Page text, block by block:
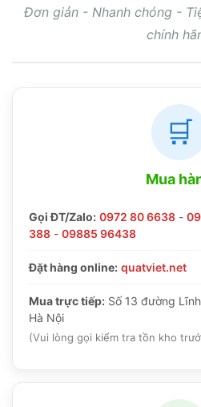
Đơn giản - Nhanh chóng -
chính
🛒
Mua
Gọi ĐT/Zalo: 0972 80 6638 -
388 - 09885 96438
Đặt hàng online: quatviet.net
Mua trực tiếp: Số 13 đường
Hà Nội
(Vui lòng gọi kiểm tra tồn kho